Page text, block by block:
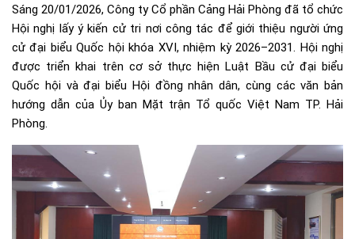
Sáng 20/01/2026, Công ty Cổ phần Cảng Hải Phòng đã tổ chức
Hội nghị lấy ý kiến cử tri nơi công tác để giới thiệu người ứng
cử đại biểu Quốc hội khóa XVI, nhiệm kỳ 2026–2031. Hội nghị
được triển khai trên cơ sở thực hiện Luật Bầu cử đại biểu
Quốc hội và đại biểu Hội đồng nhân dân, cùng các văn bản
hướng dẫn của Ủy ban Mặt trận Tổ quốc Việt Nam TP. Hải
Phòng.